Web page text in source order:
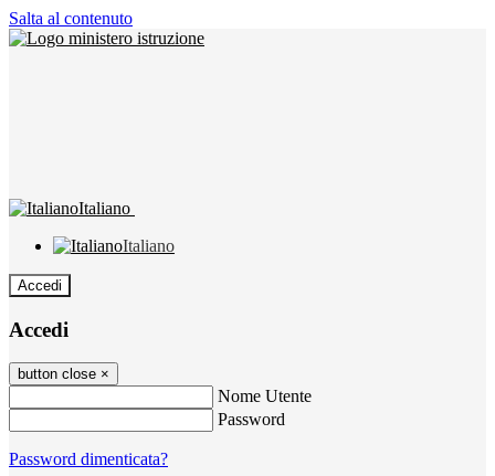
Salta al contenuto
Italiano
Italiano
Accedi
Accedi
button close ×
Nome Utente
Password
Password dimenticata?